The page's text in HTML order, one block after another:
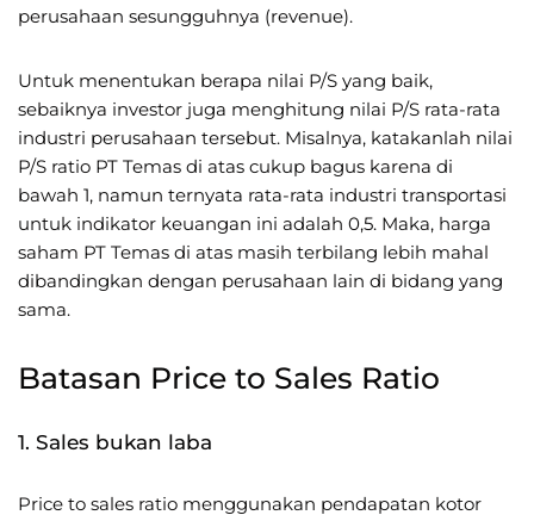
perusahaan sesungguhnya (revenue).
Untuk menentukan berapa nilai P/S yang baik,
sebaiknya investor juga menghitung nilai P/S rata-rata
industri perusahaan tersebut. Misalnya, katakanlah nilai
P/S ratio PT Temas di atas cukup bagus karena di
bawah 1, namun ternyata rata-rata industri transportasi
untuk indikator keuangan ini adalah 0,5. Maka, harga
saham PT Temas di atas masih terbilang lebih mahal
dibandingkan dengan perusahaan lain di bidang yang
sama.
Batasan Price to Sales Ratio
1. Sales bukan laba
Price to sales ratio menggunakan pendapatan kotor